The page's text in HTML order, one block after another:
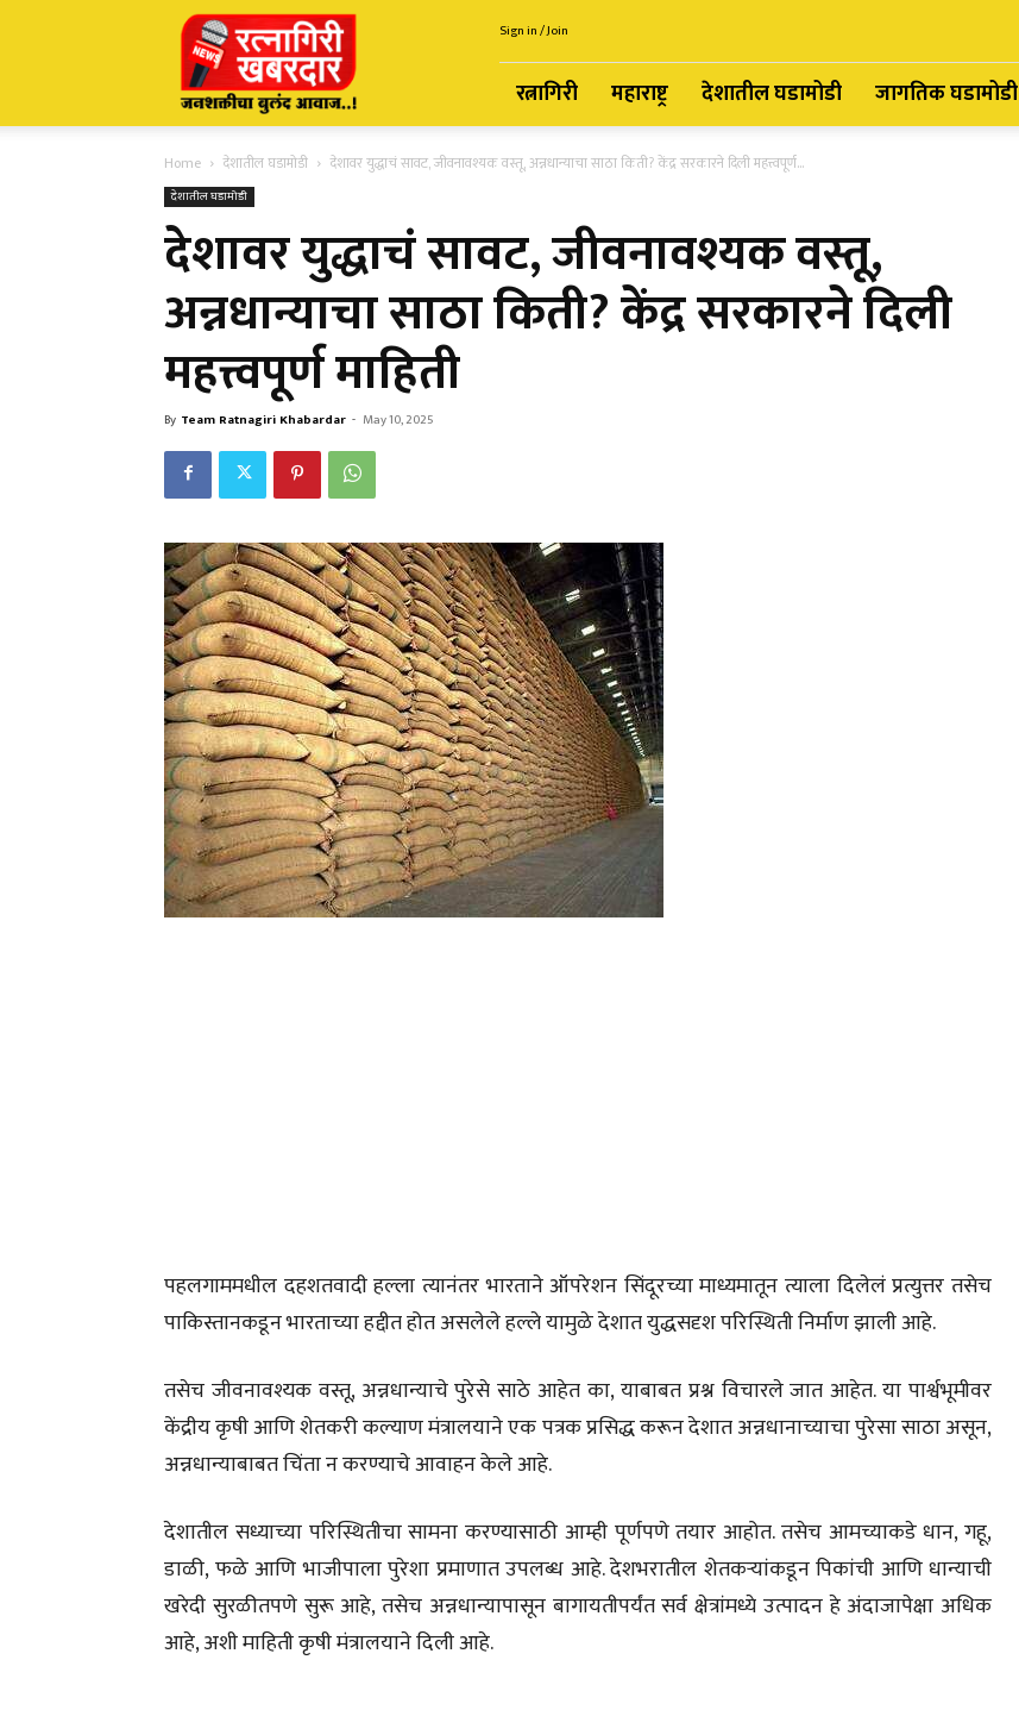
Ratnagiri
Khabardar
Sign in / Join
रत्नागिरी महाराष्ट्र देशातील घडामोडी जागतिक घडामोडी
Home देशातील घडामोडी देशावर युद्धाचं सावट, जीवनावश्यक वस्तू, अन्नधान्याचा साठा किती? केंद्र सरकारने दिली महत्त्वपूर्ण...
देशातील घडामोडी
देशावर युद्धाचं सावट, जीवनावश्यक वस्तू,
अन्नधान्याचा साठा किती? केंद्र सरकारने दिली
महत्त्वपूर्ण माहिती
By Team Ratnagiri Khabardar - May 10, 2025
पहलगाममधील दहशतवादी हल्ला त्यानंतर भारताने ऑपरेशन सिंदूरच्या माध्यमातून त्याला दिलेलं प्रत्युत्तर तसेच
पाकिस्तानकडून भारताच्या हद्दीत होत असलेले हल्ले यामुळे देशात युद्धसदृश परिस्थिती निर्माण झाली आहे.
तसेच जीवनावश्यक वस्तू, अन्नधान्याचे पुरेसे साठे आहेत का, याबाबत प्रश्न विचारले जात आहेत. या पार्श्वभूमीवर
केंद्रीय कृषी आणि शेतकरी कल्याण मंत्रालयाने एक पत्रक प्रसिद्ध करून देशात अन्नधानाच्याचा पुरेसा साठा असून,
अन्नधान्याबाबत चिंता न करण्याचे आवाहन केले आहे.
देशातील सध्याच्या परिस्थितीचा सामना करण्यासाठी आम्ही पूर्णपणे तयार आहोत. तसेच आमच्याकडे धान, गहू,
डाळी, फळे आणि भाजीपाला पुरेशा प्रमाणात उपलब्ध आहे. देशभरातील शेतकऱ्यांकडून पिकांची आणि धान्याची
खरेदी सुरळीतपणे सुरू आहे, तसेच अन्नधान्यापासून बागायतीपर्यंत सर्व क्षेत्रांमध्ये उत्पादन हे अंदाजापेक्षा अधिक
आहे, अशी माहिती कृषी मंत्रालयाने दिली आहे.